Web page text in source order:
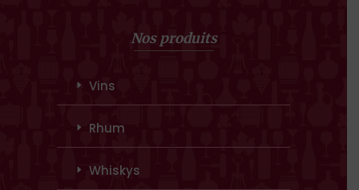
Nos produits
Vins
Rhum
Whiskys